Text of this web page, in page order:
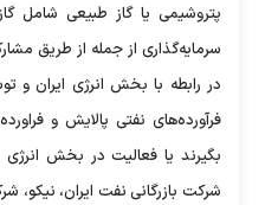
پتروشیمی یا گاز طبیعی شامل
سرمایه‌گذاری از جمله از طریق
در رابطه با بخش انرژی ایران و
فرآورده‌های نفتی پالایش و
بگیرند یا فعالیت در بخش
شرکت بازرگانی نفت ایران،